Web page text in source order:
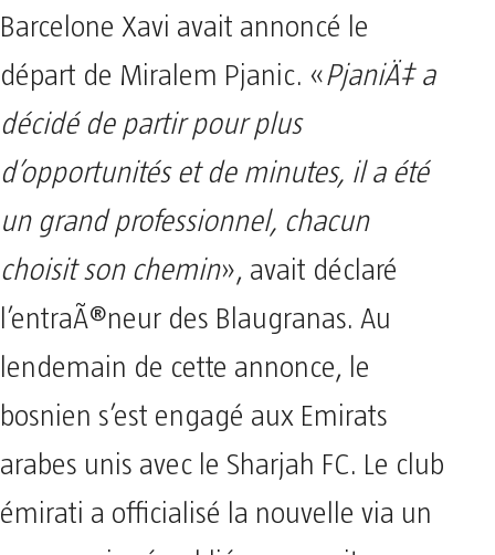
Barcelone Xavi avait annoncé le
départ de Miralem Pjanic. «PjaniÄ‡ a
décidé de partir pour plus
d’opportunités et de minutes, il a été
un grand professionnel, chacun
choisit son chemin», avait déclaré
l’entraÃ®neur des Blaugranas. Au
lendemain de cette annonce, le
bosnien s’est engagé aux Emirats
arabes unis avec le Sharjah FC. Le club
émirati a officialisé la nouvelle via un